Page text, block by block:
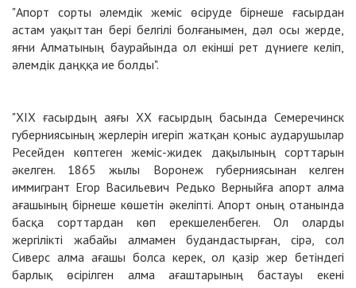
"Апорт сорты әлемдік жеміс өсіруде бірнеше ғасырдан
астам уақыттан бері белгілі болғанымен, дәл осы жерде,
яғни Алматының баурайында ол екінші рет дүниеге келіп,
әлемдік даңққа ие болды".
"ХІХ ғасырдың аяғы ХХ ғасырдың басында Семеречинск
губерниясының жерлерін игеріп жатқан қоныс аударушылар
Ресейден көптеген жеміс-жидек дақылының сорттарын
әкелген. 1865 жылы Воронеж губерниясынан келген
иммигрант Егор Васильевич Редько Верныйға апорт алма
ағашының бірнеше көшетін әкеліпті. Апорт оның отанында
басқа сорттардан көп ерекшеленбеген. Ол оларды
жергілікті жабайы алмамен будандастырған, сірә, сол
Сиверс алма ағашы болса керек, ол қазір жер бетіндегі
барлық өсірілген алма ағаштарының бастауы екені